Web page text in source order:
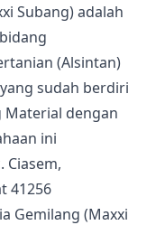
Subang) adalah
(Alsintan)
sudah berdiri
Material dengan
ini
Ciasem,
41256
Gemilang (Maxxi